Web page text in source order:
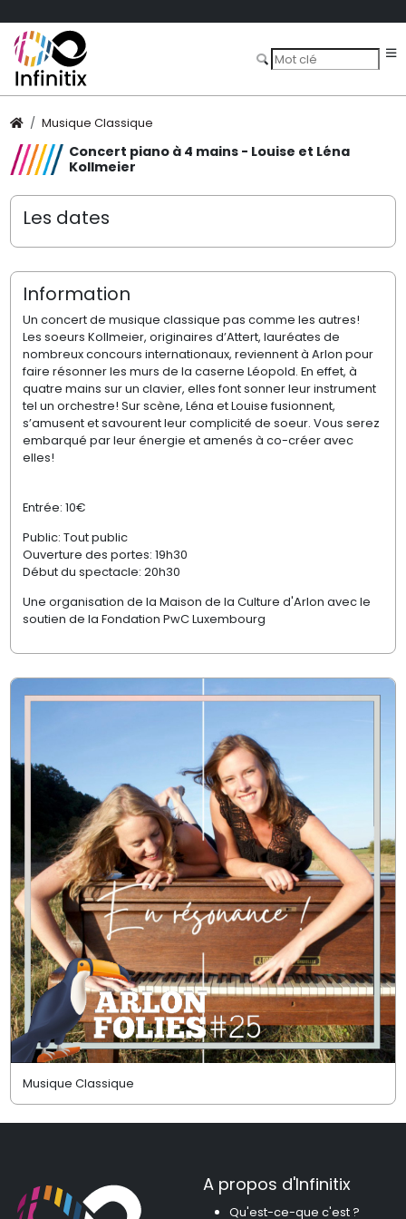
Musique Classique
Concert piano à 4 mains - Louise et Léna
Kollmeier
Les dates
Information
Un concert de musique classique pas comme les autres!
Les soeurs Kollmeier, originaires d’Attert, lauréates de
nombreux concours internationaux, reviennent à Arlon pour
faire résonner les murs de la caserne Léopold. En effet, à
quatre mains sur un clavier, elles font sonner leur instrument
tel un orchestre! Sur scène, Léna et Louise fusionnent,
s’amusent et savourent leur complicité de soeur. Vous serez
embarqué par leur énergie et amenés à co-créer avec
elles!
Entrée: 10€
Public: Tout public
Ouverture des portes: 19h30
Début du spectacle: 20h30
Une organisation de la Maison de la Culture d'Arlon avec le
soutien de la Fondation PwC Luxembourg
Musique Classique
A propos d'Infinitix
Qu'est-ce-que c'est ?